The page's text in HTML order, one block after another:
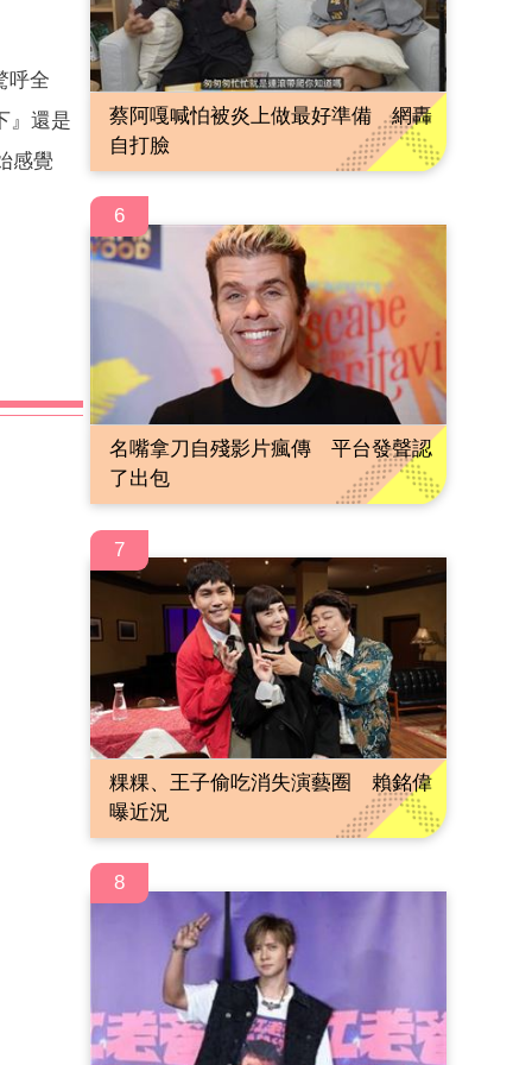
呼全
』還是
感覺
蔡阿嘎喊怕被炎上做最好準備 網轟
自打臉
6
名嘴拿刀自殘影片瘋傳 平台發聲認
了出包
7
粿粿、王子偷吃消失演藝圈 賴銘偉
曝近況
8